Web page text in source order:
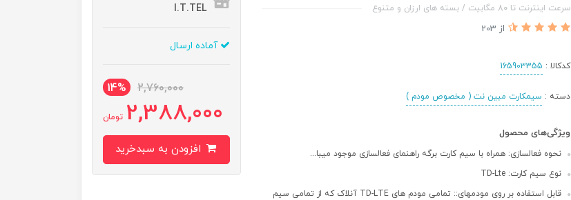
سرعت اینترنت تا 80 مگابیت / بسته های ارزان و متنوع
از 203
کدکالا : 165903355
دسته : سیمکارت مبین نت ( مخصوص مودم )
ویژگی‌های محصول
نحوه فعالسازی: همراه با سیم کارت برگه راهنمای فعالسازی موجود میبا...
نوع سیم کارت: TD-Lte
قابل استفاده بر روی مودمهای:: تمامی مودم های TD-LTE آنلاک که از تمامی سیم
I.T.TEL
آماده ارسال
2,760,000
14%
2,388,000 تومان